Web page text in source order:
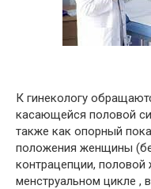
К гинекологу
касающейся половой
также как опорный
положения женщины
контрацепции, половой
менструальном цикле ,